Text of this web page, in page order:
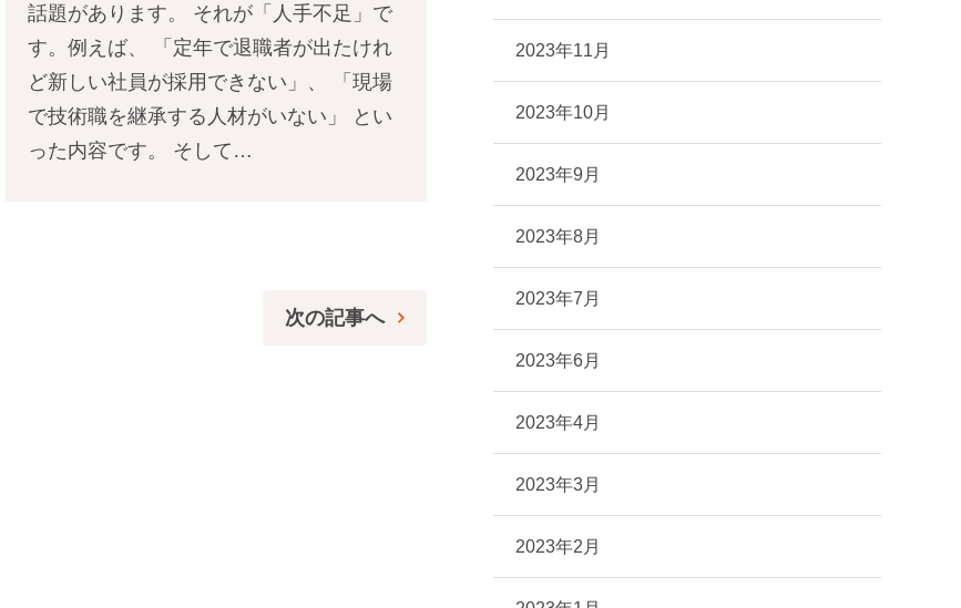
話題があります。 それが「人手不足」で
す。例えば、 「定年で退職者が出たけれ
ど新しい社員が採用できない」、 「現場
で技術職を継承する人材がいない」 とい
った内容です。 そして…
次の記事へ
2023年11月
2023年10月
2023年9月
2023年8月
2023年7月
2023年6月
2023年4月
2023年3月
2023年2月